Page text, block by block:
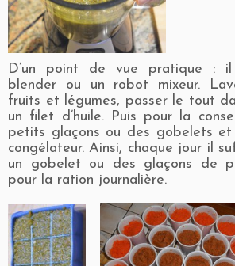
D’un point de vue pratique :
blender ou un robot mixeur.
fruits et légumes, passer le tout
un filet d’huile. Puis pour la
petits glaçons ou des gobelets
congélateur. Ainsi, chaque jour il
un gobelet ou des glaçons de
pour la ration journalière.